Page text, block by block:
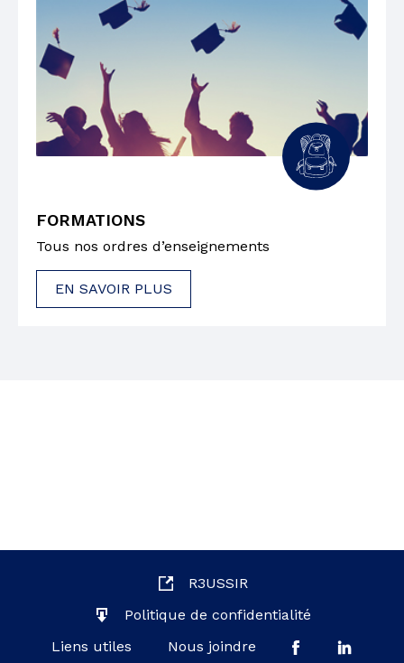
FORMATIONS
Tous nos ordres d’enseignements
EN SAVOIR PLUS
R3USSIR
Politique de confidentialité
Liens utiles
Nous joindre